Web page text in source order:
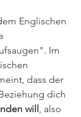
Englischen
Im
dass der
dich
will , also